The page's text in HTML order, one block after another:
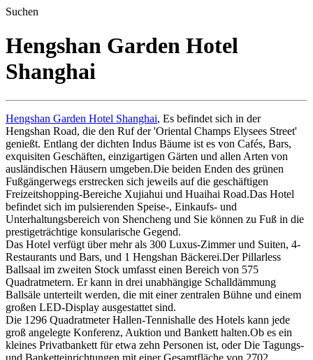
Suchen
Hengshan Garden Hotel
Shanghai
Hengshan Garden Hotel Shanghai, Es befindet sich in der
Hengshan Road, die den Ruf der 'Oriental Champs Elysees Street'
genießt. Entlang der dichten Indus Bäume ist es von Cafés, Bars,
exquisiten Geschäften, einzigartigen Gärten und allen Arten von
ausländischen Häusern umgeben.Die beiden Enden des grünen
Fußgängerwegs erstrecken sich jeweils auf die geschäftigen
Freizeitshopping-Bereiche Xujiahui und Huaihai Road.Das Hotel
befindet sich im pulsierenden Speise-, Einkaufs- und
Unterhaltungsbereich von Shencheng und Sie können zu Fuß in die
prestigeträchtige konsularische Gegend.
Das Hotel verfügt über mehr als 300 Luxus-Zimmer und Suiten, 4-
Restaurants und Bars, und 1 Hengshan Bäckerei.Der Pillarless
Ballsaal im zweiten Stock umfasst einen Bereich von 575
Quadratmetern. Er kann in drei unabhängige Schalldämmung
Ballsäle unterteilt werden, die mit einer zentralen Bühne und einem
großen LED-Display ausgestattet sind.
Die 1296 Quadratmeter Hallen-Tennishalle des Hotels kann jede
groß angelegte Konferenz, Auktion und Bankett halten.Ob es ein
kleines Privatbankett für etwa zehn Personen ist, oder Die Tagungs-
und Banketteinrichtungen mit einer Gesamtfläche von 2702